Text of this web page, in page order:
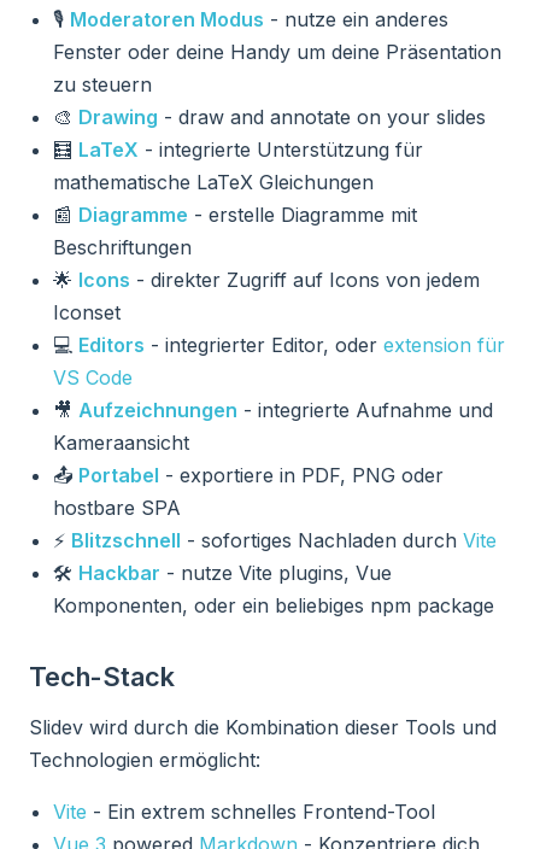
🎙 Moderatoren Modus - nutze ein anderes
Fenster oder deine Handy um deine Präsentation
zu steuern
🎨 Drawing - draw and annotate on your slides
🧮 LaTeX - integrierte Unterstützung für
mathematische LaTeX Gleichungen
📰 Diagramme - erstelle Diagramme mit
Beschriftungen
🌟 Icons - direkter Zugriff auf Icons von jedem
Iconset
💻 Editors - integrierter Editor, oder extension für
VS Code
🎥 Aufzeichnungen - integrierte Aufnahme und
Kameraansicht
📤 Portabel - exportiere in PDF, PNG oder
hostbare SPA
⚡️ Blitzschnell - sofortiges Nachladen durch Vite
🛠 Hackbar - nutze Vite plugins, Vue
Komponenten, oder ein beliebiges npm package
Tech-Stack
Slidev wird durch die Kombination dieser Tools und
Technologien ermöglicht:
Vite - Ein extrem schnelles Frontend-Tool
Vue 3 powered Markdown - Konzentriere dich